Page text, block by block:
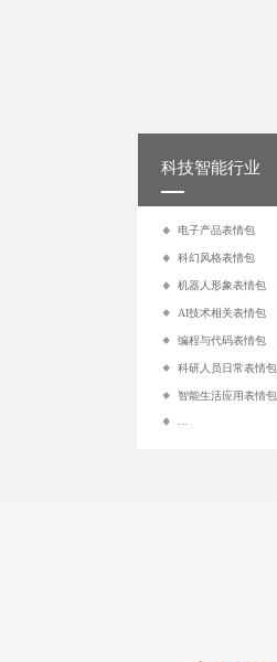
‌科技智能行业
电子产品表情包
科幻风格表情包
机器人形象表情包
AI技术相关表情包
编程与代码表情包
科研人员日常表情包
智能生活应用表情包
...